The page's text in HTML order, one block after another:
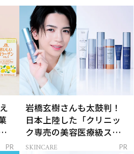
PR
岩橋玄樹さんも太鼓判！
日本上陸した「クリニッ
ク専売の美容医療級スキ
ンケア」
SKINCARE PR